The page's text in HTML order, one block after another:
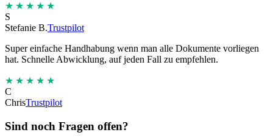
★★★★★
S
Stefanie B.Trustpilot
Super einfache Handhabung wenn man alle Dokumente vorliegen
hat. Schnelle Abwicklung, auf jeden Fall zu empfehlen.
★★★★★
C
ChrisTrustpilot
Sind noch Fragen offen?